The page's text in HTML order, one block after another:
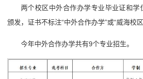
两个校区中外合作办学专业毕业证和学
颁发，证书不标注“中外合作办学”或“威海校区
今年中外合作办学共有9个专业招生。